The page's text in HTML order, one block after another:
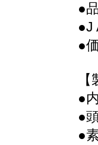
●
●J
●
●
●
●